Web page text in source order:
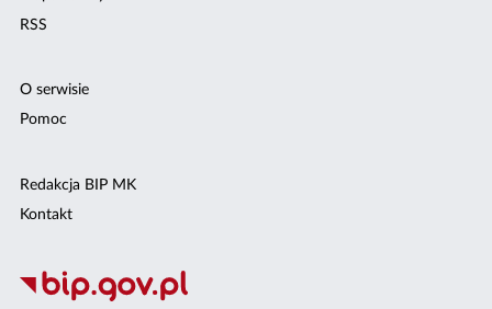
RSS
O serwisie
Pomoc
Redakcja BIP MK
Kontakt